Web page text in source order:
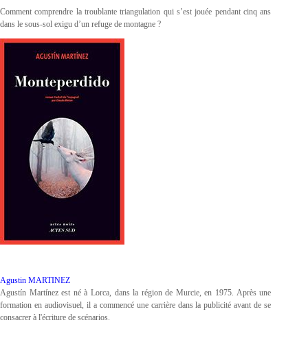
Comment comprendre la troublante triangulation qui s’est jouée pendant cinq ans
dans le sous-sol exigu d’un refuge de montagne ?
Agustin MARTINEZ
Agustín Martínez est né à Lorca, dans la région de Murcie, en 1975. Après une
formation en audiovisuel, il a commencé une carrière dans la publicité avant de se
consacrer à l'écriture de scénarios.